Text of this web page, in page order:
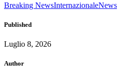
Breaking NewsInternazionaleNews
Published
Luglio 8, 2026
Author